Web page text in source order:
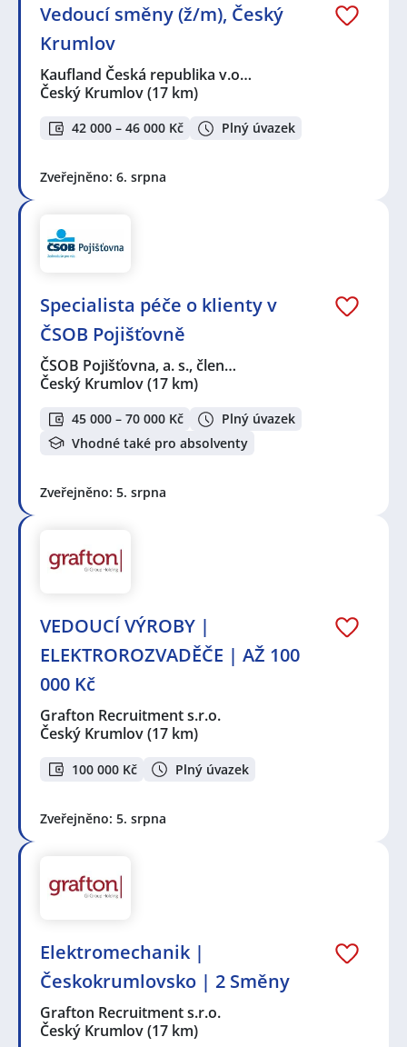
Vedoucí směny (ž/m), Český
Krumlov
Kaufland Česká republika v.o…
Český Krumlov(17 km)
42 000 – 46 000 Kč Plný úvazek
Zveřejněno: 6. srpna
Specialista péče o klienty v
ČSOB Pojišťovně
ČSOB Pojišťovna, a. s., člen…
Český Krumlov(17 km)
45 000 – 70 000 Kč
Plný úvazek
Vhodné také pro absolventy
Zveřejněno: 5. srpna
VEDOUCÍ VÝROBY |
ELEKTROROZVADĚČE | AŽ 100
000 Kč
Grafton Recruitment s.r.o.
Český Krumlov(17 km)
100 000 Kč Plný úvazek
Zveřejněno: 5. srpna
Elektromechanik |
Českokrumlovsko | 2 Směny
Grafton Recruitment s.r.o.
Český Krumlov(17 km)